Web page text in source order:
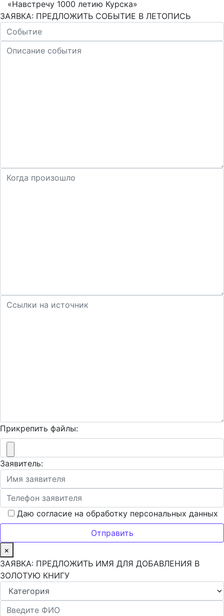
«Навстречу 1000 летию Курска»
ЗАЯВКА: ПРЕДЛОЖИТЬ СОБЫТИЕ В ЛЕТОПИСЬ
Прикрепить файлы:
Заявитель:
Даю согласие на обработку персональных данных
×
ЗАЯВКА: ПРЕДЛОЖИТЬ ИМЯ ДЛЯ ДОБАВЛЕНИЯ В
ЗОЛОТУЮ КНИГУ